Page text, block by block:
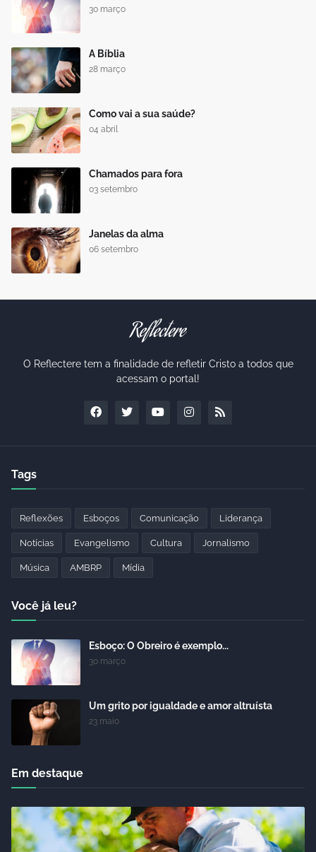
30 março
A Bíblia
28 março
Como vai a sua saúde?
04 abril
Chamados para fora
03 setembro
Janelas da alma
06 setembro
O Reflectere tem a finalidade de refletir Cristo a todos que
acessam o portal!
Tags
Reflexões Esboços Comunicação Liderança
Notícias Evangelismo Cultura Jornalismo
Música AMBRP Mídia
Você já leu?
Esboço: O Obreiro é exemplo...
30 março
Um grito por igualdade e amor altruísta
23 maio
Em destaque